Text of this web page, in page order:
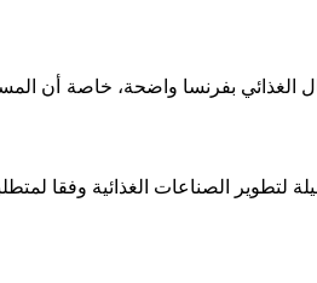
الغذائي بفرنسا واضحة، خاصة أن
لتطوير الصناعات الغذائية وفقا